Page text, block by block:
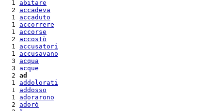
  1
abitare
  2
accadeva
  1
accaduto
  1
accorrere
  1
accorse
  2
accostò
  1
accusatori
  1
accusavano
  3
acqua
  3
acque
  2
ad
  1
addolorati
  1
addosso
  1
adorarono
  2
adorò